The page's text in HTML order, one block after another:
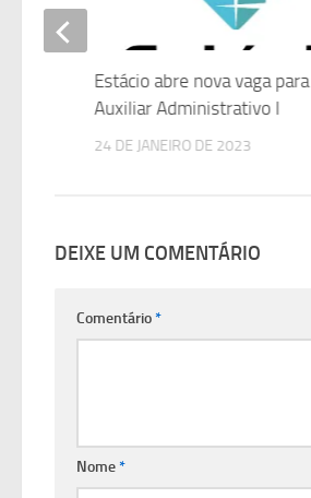
Estácio abre nova vaga para
Auxiliar Administrativo I
24 DE JANEIRO DE 2023
DEIXE UM COMENTÁRIO
Comentário*
Nome*